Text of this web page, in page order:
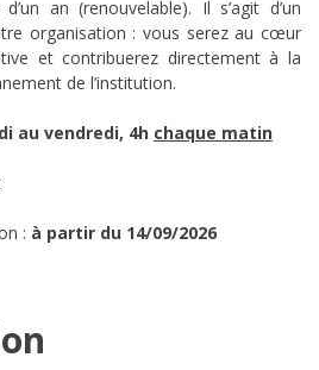
an (renouvelable). Il s’agit d’un
organisation : vous serez au cœur
et contribuerez directement à la
de l’institution.
au vendredi, 4h chaque matin
: à partir du 14/09/2026